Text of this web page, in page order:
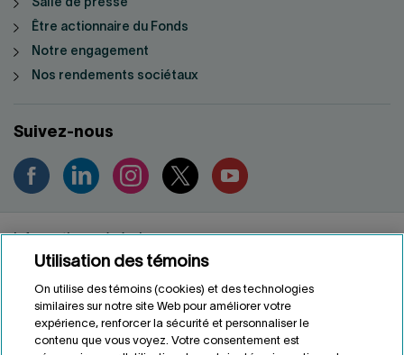
Salle de presse
Être actionnaire du Fonds
Notre engagement
Nos rendements sociétaux
Suivez-nous
Informations générales
Renseignements personnels
Conditions d'utilisation
Accessibilité
Personnaliser les témoins
Utilisation des témoins
On utilise des témoins (cookies) et des technologies
similaires sur notre site Web pour améliorer votre
expérience, renforcer la sécurité et personnaliser le
contenu que vous voyez. Votre consentement est